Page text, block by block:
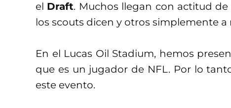
el Draft. Muchos llegan con actitud
los scouts dicen y otros simplemente a
En el Lucas Oil Stadium, hemos
que es un jugador de NFL. Por lo
este evento.